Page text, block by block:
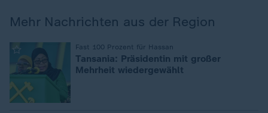
Mehr Nachrichten aus der Region
Fast 100 Prozent für Hassan
Tansania: Präsidentin mit großer
Mehrheit wiedergewählt